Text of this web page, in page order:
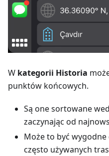
W kategorii Historia
punktów końcowych.
Są one sortowane
zaczynając od
Może to być
często używanych